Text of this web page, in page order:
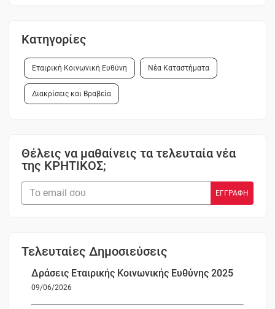
Κατηγορίες
Εταιρική Κοινωνική Ευθύνη Νέα Καταστήματα
Διακρίσεις και Βραβεία
Θέλεις να μαθαίνεις τα τελευταία νέα
της ΚΡΗΤΙΚΟΣ;
Τελευταίες Δημοσιεύσεις
Δράσεις Εταιρικής Κοινωνικής Ευθύνης 2025
09/06/2026